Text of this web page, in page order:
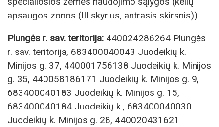
apsaugos zonos (III skyrius, antrasis skirsnis)).
Plungės r. sav. teritorija: 440024286264 Plungės
r. sav. teritorija, 683400040043 Juodeikių k.
Minijos g. 37, 440001756138 Juodeikių k. Minijos
g. 35, 440058186171 Juodeikių k. Minijos g. 9,
683400040183 Juodeikių k. Minijos g. 15,
683400040184 Juodeikių k., 683400040030
Juodeikių k. Minijos g. 28, 440020431621